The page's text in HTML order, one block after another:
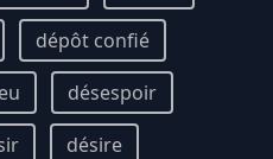
dépôt confié
désespoir
désire